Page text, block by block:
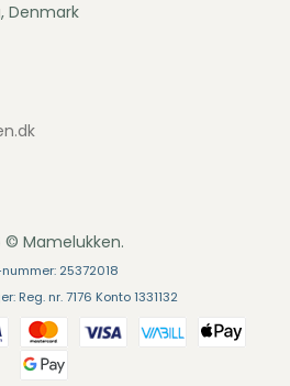
Denmark
© Mamelukken.
25372018
Reg. nr. 7176 Konto 1331132